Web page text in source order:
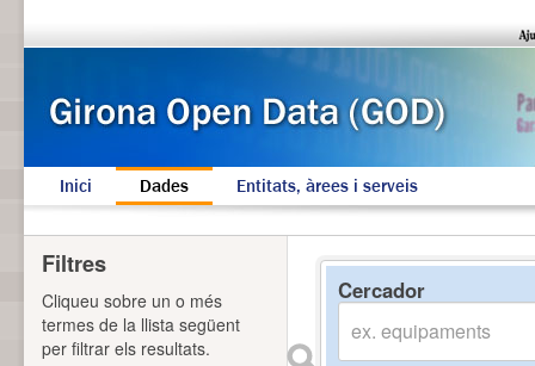
Inici Dades Entitats, àrees i serveis
Cercador
Filtres
Cliqueu sobre un o més
termes de la llista següent
per filtrar els resultats.